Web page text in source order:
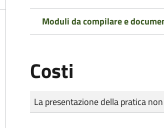
Moduli da compilare e
Costi
Tipo di pagamento
Importo
La presentazione della pratica